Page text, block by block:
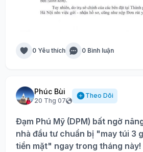
0 Yêu thích 0 Bình luận
Phúc Bùi
20 Thg 07
Theo Dõi
Đạm Phú Mỹ (DPM) bất ngờ
nhà đầu tư chuẩn bị "may túi 3
tiền mặt" ngay trong tháng này!